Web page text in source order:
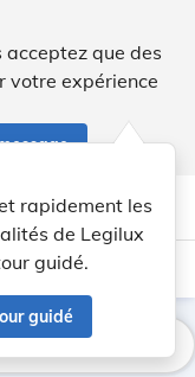
que des
votre expérience
Aiderapidement les
de Legilux
guidé.
guidé
light_mode dark_mode